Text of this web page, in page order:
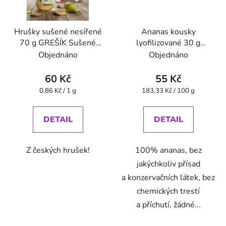
Hrušky sušené nesířené
70 g GREŠÍK Sušené
ovoce
Objednáno
60 Kč
Měrná
0,86 Kč / 1 g
DETAIL
Z českých hrušek!
Ananas kousky
lyofilizované 30 g
VitaCup
Objednáno
55 Kč
Měrná
183,33 Kč / 100 g
DETAIL
100% ananas, bez
jakýchkoliv přísad
a konzervačních látek, bez
chemických trestí
a příchutí, žádné...